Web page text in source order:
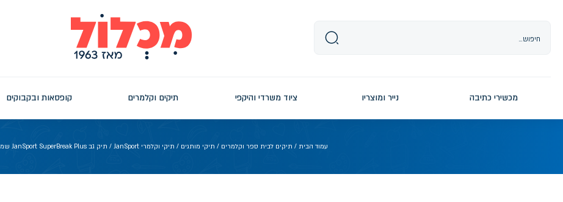
מכשירי כתיבה נייר ומוצריו ציוד משרדי והיקפי תיקים וקלמרים קופסאות ובקבוקים
עמוד הבית / תיקים לבית ספר וקלמרים / תיקי מותגים / תיקי וקלמרי JanSport / תיק גב JanSport SuperBreak Plus שמנת בהיר